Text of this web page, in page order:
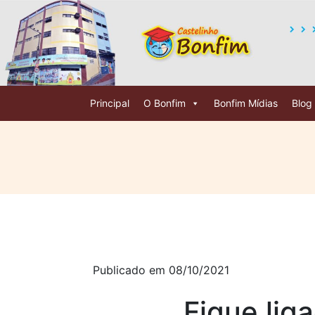
Principal O Bonfim Bonfim Mídias Blog
Publicado em 08/10/2021